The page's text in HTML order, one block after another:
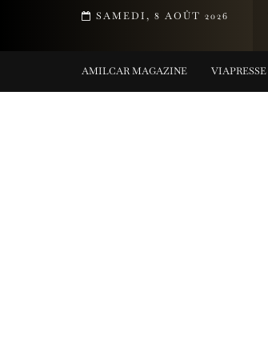
SAMEDI, 8 AOÛT 2026
d’Yves Rocher
AMILCAR MAGAZINE VIAPRESSE